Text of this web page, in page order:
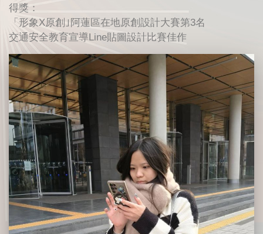
得獎：
「形象X原創｣阿蓮區在地原創設計大賽第3名
交通安全教育宣導Line貼圖設計比賽佳作